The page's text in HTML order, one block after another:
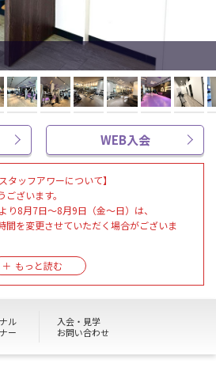
WEB入会
タッフアワーについて】
ざいます。
り8月7日～8月9日（金～日）は、
間を変更させていただく場合がございま
者様には大変ご迷惑をお掛けいたしますが
ようお願い申しあげます。
ル
ー
入会・見学
お問い合わせ